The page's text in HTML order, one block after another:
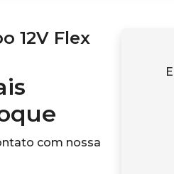
12V Flex
com nossa